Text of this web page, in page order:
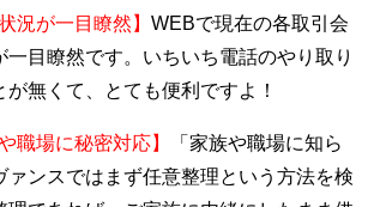
況が一目瞭然】 WEBで現在の各取引会
一目瞭然です。いちいち電話のやり取り
無くて、とても便利ですよ！
職場に秘密対応】
「家族や職場に知ら
ァンスではまず任意整理という方法を検